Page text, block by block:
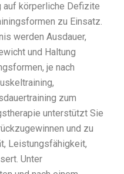
körperliche Defizite
zu Einsatz.
werden Ausdauer,
und Haltung
je nach
zum
unterstützt Sie
und zu
Leistungsfähigkeit,
Unter